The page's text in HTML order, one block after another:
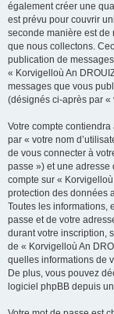
également créer une
est prévu pour couvrir
seconde manière est de
que nous collectons.
publication de
« Korvigelloù An
messages que vous
(désignés ci-après par «
Votre compte
par « votre nom
de vous connecter à
passe ») et une
compte sur «
protection des données
Toutes les informations,
passe et de votre
durant votre inscription,
de « Korvigelloù An
quelles informations de
De plus, vous pouvez
logiciel phpBB depuis